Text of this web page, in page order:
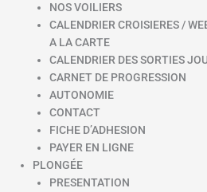
NOS VOILIERS
CALENDRIER CROISIERES /
A LA CARTE
CALENDRIER DES SORTIES
CARNET DE PROGRESSION
AUTONOMIE
CONTACT
FICHE D’ADHESION
PAYER EN LIGNE
PLONGÉE
PRESENTATION